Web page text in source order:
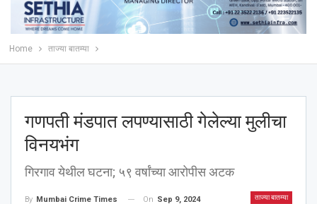
Home ताज्या बातम्या
गणपती मंडपात लपण्यासाठी गेलेल्या मुलीचा
विनयभंग
गिरगाव येथील घटना; ५९ वर्षांच्या आरोपीस अटक
ताज्या बातम्या
By Mumbai Crime Times On Sep 9, 2024